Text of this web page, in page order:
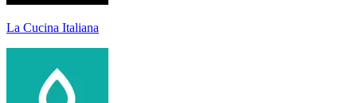
La Cucina Italiana